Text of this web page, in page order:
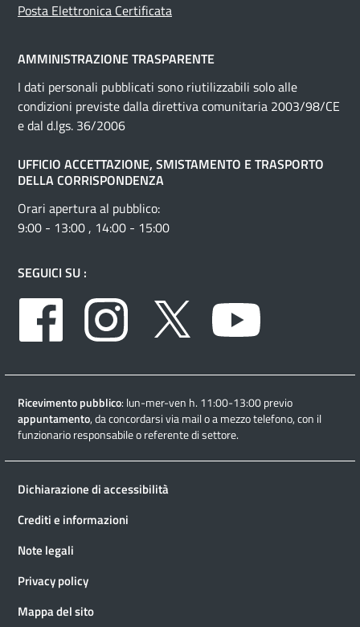
Posta Elettronica Certificata
AMMINISTRAZIONE TRASPARENTE
I dati personali pubblicati sono riutilizzabili solo alle
condizioni previste dalla direttiva comunitaria 2003/98/CE
e dal d.lgs. 36/2006
UFFICIO ACCETTAZIONE, SMISTAMENTO E TRASPORTO
DELLA CORRISPONDENZA
Orari apertura al pubblico:
9:00 - 13:00 , 14:00 - 15:00
SEGUICI SU :
Facebook
Instagram Twitter
Ricevimento pubblico: lun-mer-ven h. 11:00-13:00 previo
appuntamento, da concordarsi via mail o a mezzo telefono, con il
funzionario responsabile o referente di settore.
Dichiarazione di accessibilità
Crediti e informazioni
Note legali
Privacy policy
Mappa del sito